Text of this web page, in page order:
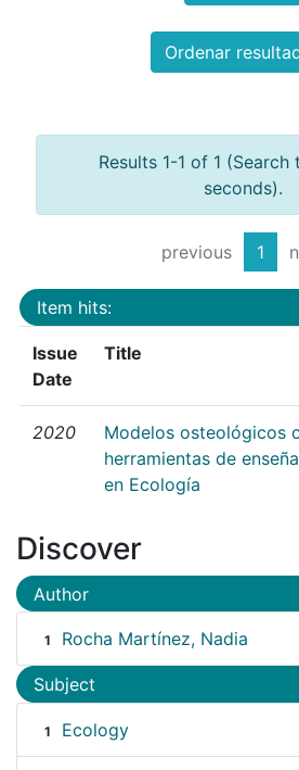
Ordenar
Results 1-1 of 1 (Search
seconds).
previous 1
Item hits:
Issue
Date
Title
2020
Modelos osteológicos
herramientas de
en Ecología
Discover
Author
1 Rocha Martínez, Nadia
Subject
1 Ecology